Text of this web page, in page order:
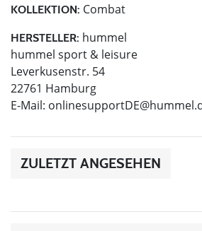
KOLLEKTION: Combat
HERSTELLER: hummel
hummel sport & leisure
Leverkusenstr. 54
22761 Hamburg
E-Mail:
ZULETZT ANGESEHEN